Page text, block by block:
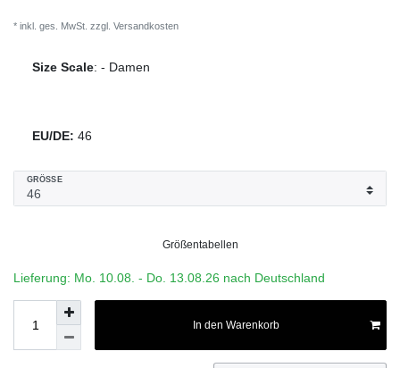
* inkl. ges. MwSt. zzgl. Versandkosten
Size Scale: - Damen
EU/DE: 46
GRÖSSE
Größentabellen
Lieferung: Mo. 10.08. - Do. 13.08.26 nach Deutschland
In den Warenkorb